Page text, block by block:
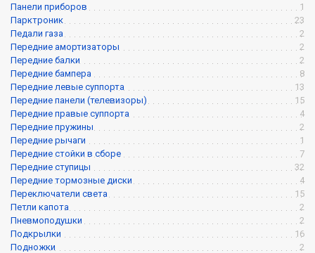
Панели приборов
1
Парктроник
23
Педали газа
2
Передние амортизаторы
2
Передние балки
2
Передние бампера
8
Передние левые суппорта
13
Передние панели (телевизоры)
15
Передние правые суппорта
4
Передние пружины
2
Передние рычаги
1
Передние стойки в сборе
7
Передние ступицы
32
Передние тормозные диски
4
Переключатели света
15
Петли капота
2
Пневмоподушки
2
Подкрылки
16
Подножки
2